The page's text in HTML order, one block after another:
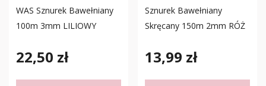
WAS Sznurek Bawełniany
100m 3mm LILIOWY
22,50 zł
Sznurek Bawełniany
Skręcany 150m 2mm RÓŻ
13,99 zł